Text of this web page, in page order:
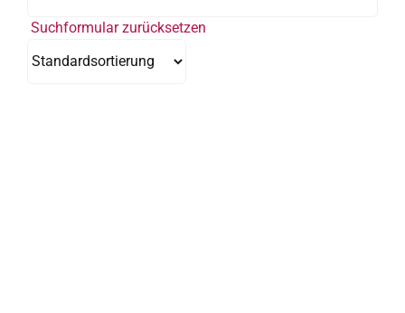
Suchformular zurücksetzen